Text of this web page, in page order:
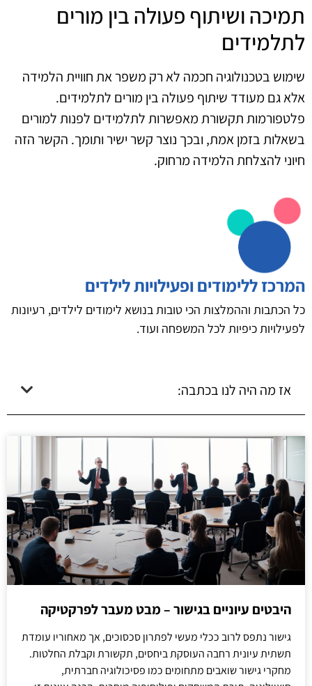
תמיכה ושיתוף פעולה בין מורים
לתלמידים
שימוש בטכנולוגיה חכמה לא רק משפר את חוויית הלמידה
אלא גם מעודד שיתוף פעולה בין מורים לתלמידים.
פלטפורמות תקשורת מאפשרות לתלמידים לפנות למורים
בשאלות בזמן אמת, ובכך נוצר קשר ישיר ותומך. הקשר הזה
חיוני להצלחת הלמידה מרחוק.
המרכז ללימודים ופעילויות לילדים
כל הכתבות וההמלצות הכי טובות בנושא לימודים לילדים, רעיונות
לפעילויות כיפיות לכל המשפחה ועוד.
אז מה היה לנו בכתבה:
היבטים עיוניים בגישור – מבט מעבר לפרקטיקה
גישור נתפס לרוב ככלי מעשי לפתרון סכסוכים, אך מאחוריו עומדת
תשתית עיונית רחבה העוסקת ביחסים, תקשורת וקבלת החלטות.
מחקרי גישור שואבים מתחומים כמו פסיכולוגיה חברתית,